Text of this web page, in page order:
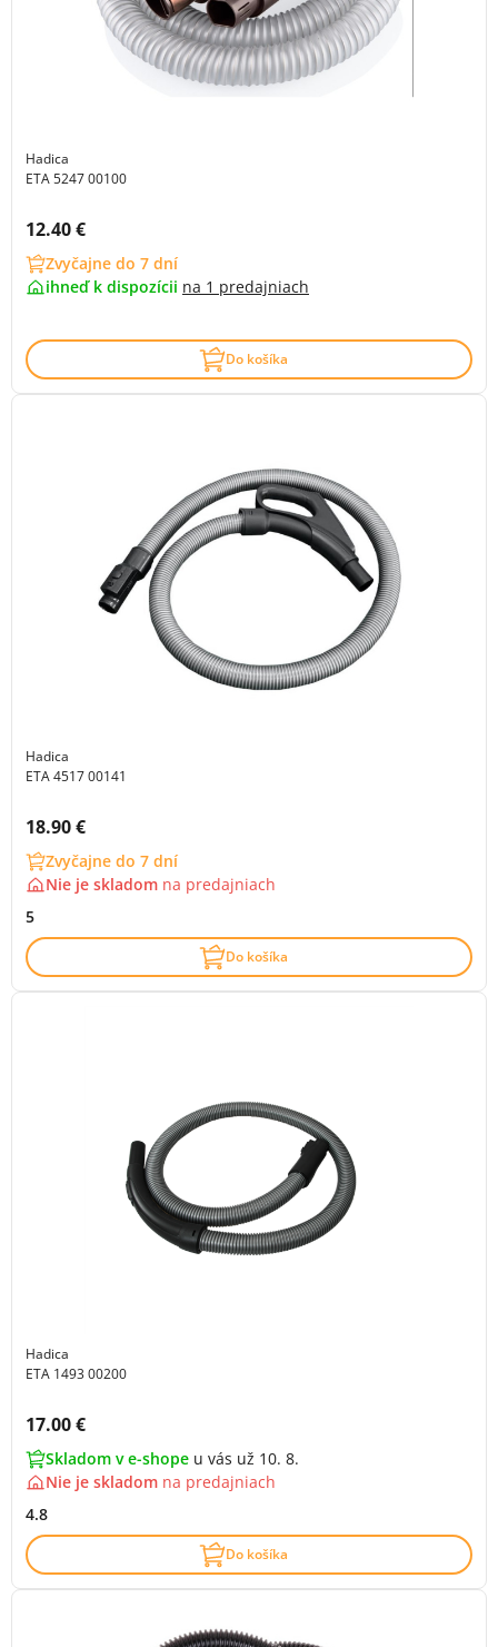
Hadica
ETA 5247 00100
Cena s DPH:
12.40 €
Zvyčajne do 7 dní
ihneď k dispozícii na 1 predajniach
Do košíka
Hadica
ETA 4517 00141
Cena s DPH:
18.90 €
Zvyčajne do 7 dní
Nie je skladom na predajniach
5
Do košíka
Hadica
ETA 1493 00200
Cena s DPH:
17.00 €
Skladom v e-shope u vás už 10. 8.
Nie je skladom na predajniach
4.8
Do košíka